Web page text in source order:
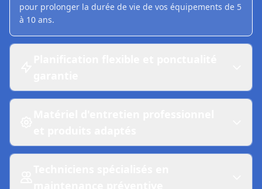
pour prolonger la durée de vie de vos équipements de 5
à 10 ans.